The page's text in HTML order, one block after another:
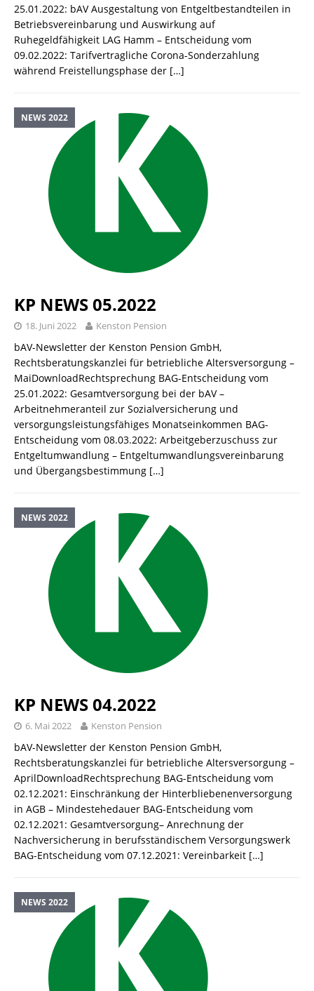
25.01.2022: bAV Ausgestaltung von Entgeltbestandteilen in
Betriebsvereinbarung und Auswirkung auf
Ruhegeldfähigkeit LAG Hamm – Entscheidung vom
09.02.2022: Tarifvertragliche Corona-Sonderzahlung
während Freistellungsphase der […]
NEWS 2022
KP NEWS 05.2022
18. Juni 2022 Kenston Pension
bAV-Newsletter der Kenston Pension GmbH,
Rechtsberatungskanzlei für betriebliche Altersversorgung –
MaiDownloadRechtsprechung BAG-Entscheidung vom
25.01.2022: Gesamtversorgung bei der bAV –
Arbeitnehmeranteil zur Sozialversicherung und
versorgungsleistungsfähiges Monatseinkommen BAG-
Entscheidung vom 08.03.2022: Arbeitgeberzuschuss zur
Entgeltumwandlung – Entgeltumwandlungsvereinbarung
und Übergangsbestimmung […]
NEWS 2022
KP NEWS 04.2022
6. Mai 2022 Kenston Pension
bAV-Newsletter der Kenston Pension GmbH,
Rechtsberatungskanzlei für betriebliche Altersversorgung –
AprilDownloadRechtsprechung BAG-Entscheidung vom
02.12.2021: Einschränkung der Hinterbliebenenversorgung
in AGB – Mindestehedauer BAG-Entscheidung vom
02.12.2021: Gesamtversorgung– Anrechnung der
Nachversicherung in berufsständischem Versorgungswerk
BAG-Entscheidung vom 07.12.2021: Vereinbarkeit […]
NEWS 2022